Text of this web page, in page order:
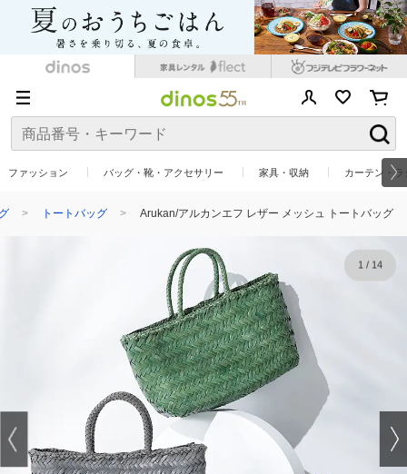
ファッション バッグ・靴・アクセサリー 家具・収納 カーテン・
トートバッグ Arukan/アルカンエフ レザー メッシュ トートバッグ
1/ 14